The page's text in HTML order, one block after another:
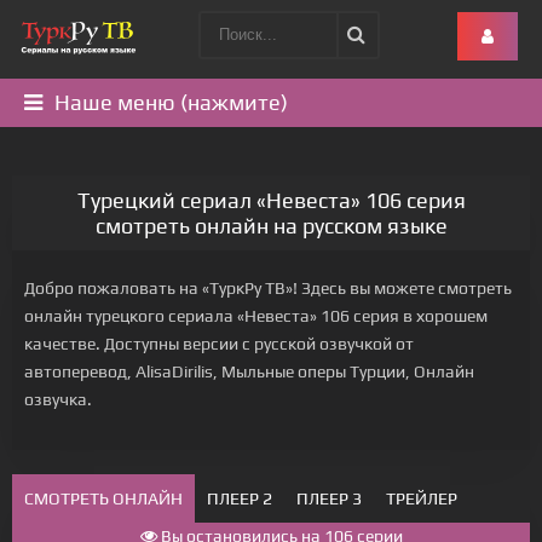
Наше меню (нажмите)
Турецкий сериал «Невеста» 106 серия
смотреть онлайн на русском языке
Добро пожаловать на «ТуркРу ТВ»! Здесь вы можете смотреть
онлайн турецкого сериала «Невеста» 106 серия в хорошем
качестве. Доступны версии с русской озвучкой от
автоперевод, AlisaDirilis, Мыльные оперы Турции, Онлайн
озвучка.
СМОТРЕТЬ ОНЛАЙН ПЛЕЕР 2 ПЛЕЕР 3
ТРЕЙЛЕР
Вы остановились на 106 серии